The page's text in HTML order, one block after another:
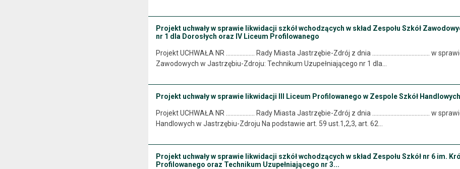
Projekt uchwały w sprawie likwidacji szkół wchodzących w skład Zespołu Szkół
nr 1 dla Dorosłych oraz IV Liceum Profilowanego
Projekt UCHWAŁA NR ................... Rady Miasta Jastrzębie-Zdrój z dnia ...................................... w
Zawodowych w Jastrzębiu-Zdroju: Technikum Uzupełniającego nr 1 dla…
Projekt uchwały w sprawie likwidacji III Liceum Profilowanego w Zespole Szkół
Projekt UCHWAŁA NR ................... Rady Miasta Jastrzębie-Zdrój z dnia ...................................... w
Handlowych w Jastrzębiu-Zdroju Na podstawie art. 59 ust.1,2,3, art. 62…
Projekt uchwały w sprawie likwidacji szkół wchodzących w skład Zespołu Szkół nr 6 im.
Profilowanego oraz Technikum Uzupełniającego nr 3...